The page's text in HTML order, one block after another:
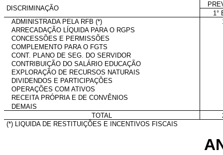
DISCRIMINAÇÃO
1°
ADMINISTRADA PELA RFB (*)
ARRECADAÇÃO LÍQUIDA PARA O RGPS
CONCESSÕES E PERMISSÕES
COMPLEMENTO PARA O FGTS
CONT. PLANO DE SEG. DO SERVIDOR
CONTRIBUIÇÃO DO SALÁRIO EDUCAÇÃO
EXPLORAÇÃO DE RECURSOS NATURAIS
DIVIDENDOS E PARTICIPAÇÕES
OPERAÇÕES COM ATIVOS
RECEITA PRÓPRIA E DE CONVÊNIOS
DEMAIS
TOTAL
(*) LIQUIDA DE RESTITUIÇÕES E INCENTIVOS FISCAIS